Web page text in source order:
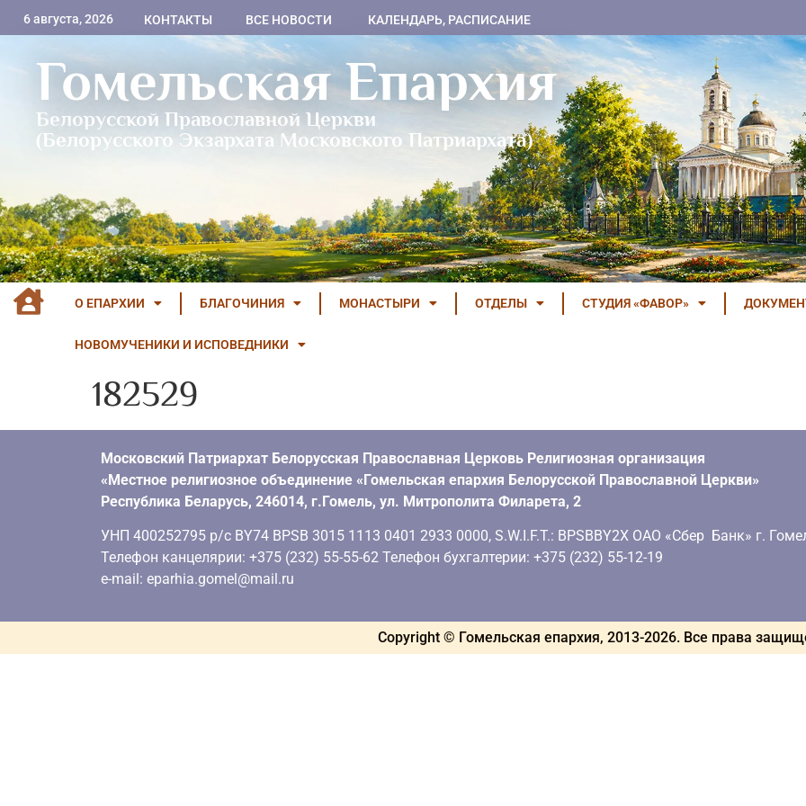
6 августа, 2026 КОНТАКТЫ ВСЕ НОВОСТИ КАЛЕНДАРЬ, РАСПИСАНИЕ
Гомельская Епархия
Белорусской Православной Церкви
(Белорусского Экзархата Московского Патриархата)
О ЕПАРХИИ БЛАГОЧИНИЯ МОНАСТЫРИ ОТДЕЛЫ СТУДИЯ «ФАВОР»
НОВОМУЧЕНИКИ И ИСПОВЕДНИКИ
182529
Московский Патриархат Белорусская Православная Церковь Религиозная организация
«Местное религиозное объединение «Гомельская епархия Белорусской Православной Церкви»
Республика Беларусь, 246014, г.Гомель, ул. Митрополита Филарета, 2
УНП 400252795 р/с BY74 BPSB 3015 1113 0401 2933 0000, S.W.I.F.T.: BPSBBY2X ОАО «Сбер Банк» г.
Телефон канцелярии: +375 (232) 55-55-62 Телефон бухгалтерии: +375 (232) 55-12-19
e-mail: eparhia.gomel@mail.ru
Copyright © Гомельская епархия, 2013-2026. Все права